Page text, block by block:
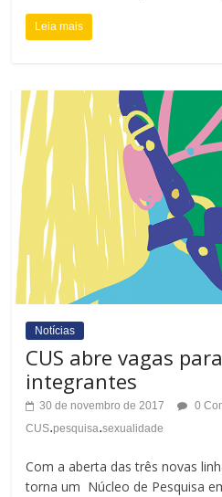
Leia mais
Notícias
CUS abre vagas
integrantes
30 de novembro de 2017
0
CUS.pesquisa.sexualidade
Com a aberta das três novas
torna um Núcleo de Pesquisa